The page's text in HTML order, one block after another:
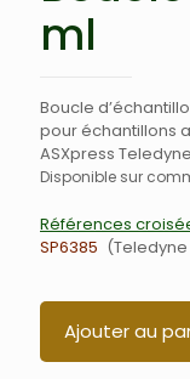
ml
Boucle
pour échantillons
ASXpress
Disponible sur
Références
SP6385
Ajouter au